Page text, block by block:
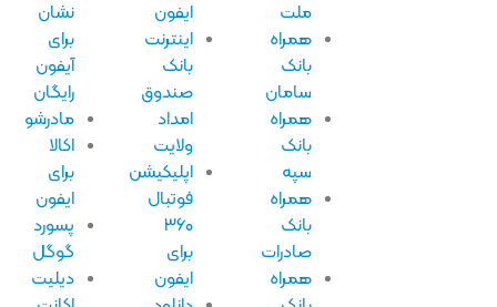
همراه
سامان
همراه
همراه
صادرات
همراه
ایفون
اینترنت
صندوق
امداد
ولایت
اپلیکیشن
فوتبال
ایفون
نشان
آیفون
رایگان
مادرشو
اکالا
ایفون
پسورد
گوگل
دیلیت